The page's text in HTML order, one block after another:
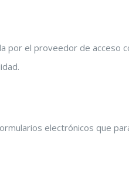
por el proveedor de acceso
electrónicos que